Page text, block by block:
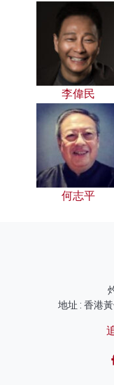
李偉民
何志平
地址 : 香港